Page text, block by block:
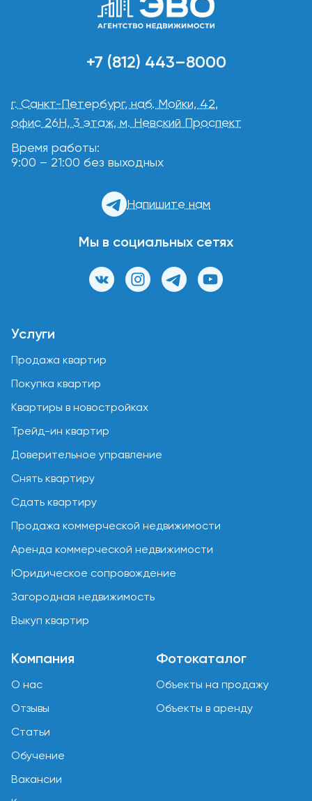
+7 (812) 443–8000
г. Санкт-Петербург, наб. Мойки, 42,
офис 26Н, 3 этаж, м. Невский Проспект
Время работы:
9:00 – 21:00 без выходных
Напишите нам
Мы в социальных сетях
Услуги
Продажа квартир
Покупка квартир
Квартиры в новостройках
Трейд-ин квартир
Доверительное управление
Снять квартиру
Сдать квартиру
Продажа коммерческой недвижимости
Аренда коммерческой недвижимости
Юридическое сопровождение
Загородная недвижимость
Выкуп квартир
Компания
О нас
Отзывы
Статьи
Обучение
Вакансии
Фотокаталог
Объекты на продажу
Объекты в аренду